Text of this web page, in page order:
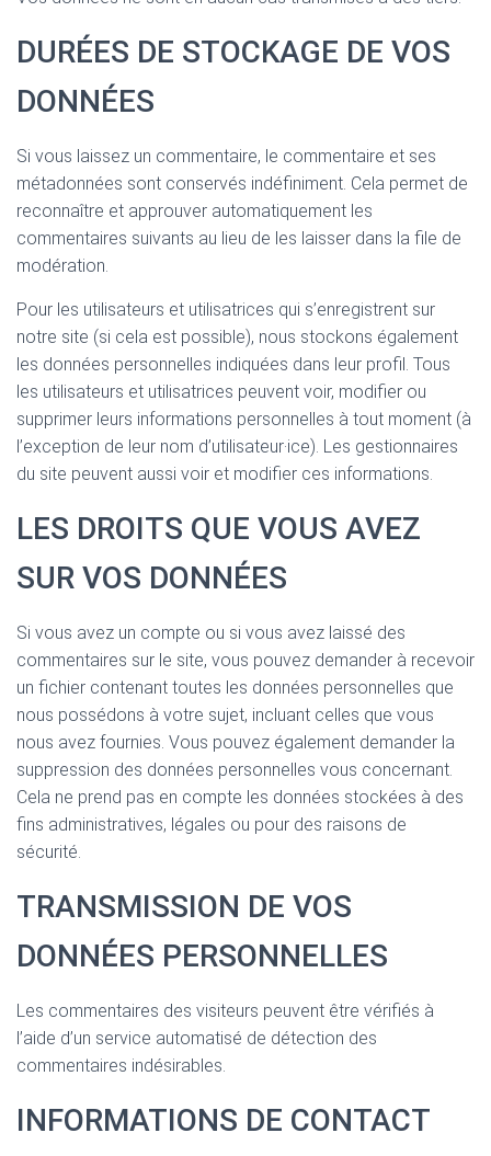
DURÉES DE STOCKAGE DE VOS
DONNÉES
Si vous laissez un commentaire, le commentaire et ses
métadonnées sont conservés indéfiniment. Cela permet de
reconnaître et approuver automatiquement les
commentaires suivants au lieu de les laisser dans la file de
modération.
Pour les utilisateurs et utilisatrices qui s’enregistrent sur
notre site (si cela est possible), nous stockons également
les données personnelles indiquées dans leur profil. Tous
les utilisateurs et utilisatrices peuvent voir, modifier ou
supprimer leurs informations personnelles à tout moment (à
l’exception de leur nom d’utilisateur·ice). Les gestionnaires
du site peuvent aussi voir et modifier ces informations.
LES DROITS QUE VOUS AVEZ
SUR VOS DONNÉES
Si vous avez un compte ou si vous avez laissé des
commentaires sur le site, vous pouvez demander à recevoir
un fichier contenant toutes les données personnelles que
nous possédons à votre sujet, incluant celles que vous
nous avez fournies. Vous pouvez également demander la
suppression des données personnelles vous concernant.
Cela ne prend pas en compte les données stockées à des
fins administratives, légales ou pour des raisons de
sécurité.
TRANSMISSION DE VOS
DONNÉES PERSONNELLES
Les commentaires des visiteurs peuvent être vérifiés à
l’aide d’un service automatisé de détection des
commentaires indésirables.
INFORMATIONS DE CONTACT